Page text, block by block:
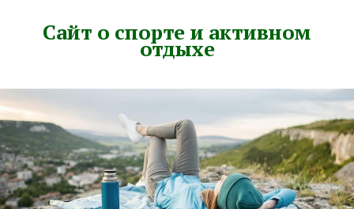
Сайт о спорте и активном
отдыхе